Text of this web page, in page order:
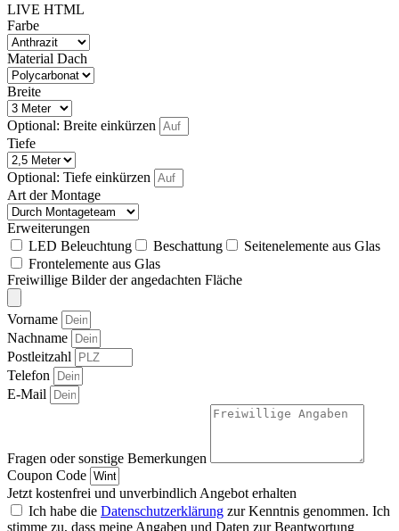
LIVE HTML
Farbe
Material Dach
Breite
Optional: Breite einkürzen
Tiefe
Optional: Tiefe einkürzen
Art der Montage
Erweiterungen
LED Beleuchtung
Beschattung
Seitenelemente aus Glas
Frontelemente aus Glas
Freiwillige Bilder der angedachten Fläche
Vorname
Nachname
Postleitzahl
Telefon
E-Mail
Fragen oder sonstige Bemerkungen
Coupon Code
Jetzt kostenfrei und unverbindlich Angebot erhalten
Ich habe die Datenschutzerklärung zur Kenntnis genommen. Ich
stimme zu, dass meine Angaben und Daten zur Beantwortung